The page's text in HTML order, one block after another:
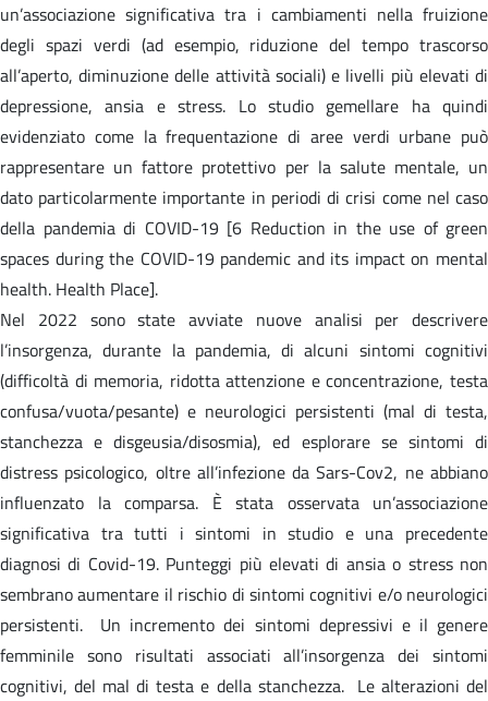
un’associazione significativa tra i cambiamenti nella fruizione
degli spazi verdi (ad esempio, riduzione del tempo trascorso
all’aperto, diminuzione delle attività sociali) e livelli più elevati di
depressione, ansia e stress. Lo studio gemellare ha quindi
evidenziato come la frequentazione di aree verdi urbane può
rappresentare un fattore protettivo per la salute mentale, un
dato particolarmente importante in periodi di crisi come nel caso
della pandemia di COVID-19 [6 Reduction in the use of green
spaces during the COVID-19 pandemic and its impact on mental
health. Health Place].
Nel 2022 sono state avviate nuove analisi per descrivere
l’insorgenza, durante la pandemia, di alcuni sintomi cognitivi
(difficoltà di memoria, ridotta attenzione e concentrazione, testa
confusa/vuota/pesante) e neurologici persistenti (mal di testa,
stanchezza e disgeusia/disosmia), ed esplorare se sintomi di
distress psicologico, oltre all’infezione da Sars-Cov2, ne abbiano
influenzato la comparsa. È stata osservata un’associazione
significativa tra tutti i sintomi in studio e una precedente
diagnosi di Covid-19. Punteggi più elevati di ansia o stress non
sembrano aumentare il rischio di sintomi cognitivi e/o neurologici
persistenti. Un incremento dei sintomi depressivi e il genere
femminile sono risultati associati all’insorgenza dei sintomi
cognitivi, del mal di testa e della stanchezza. Le alterazioni del